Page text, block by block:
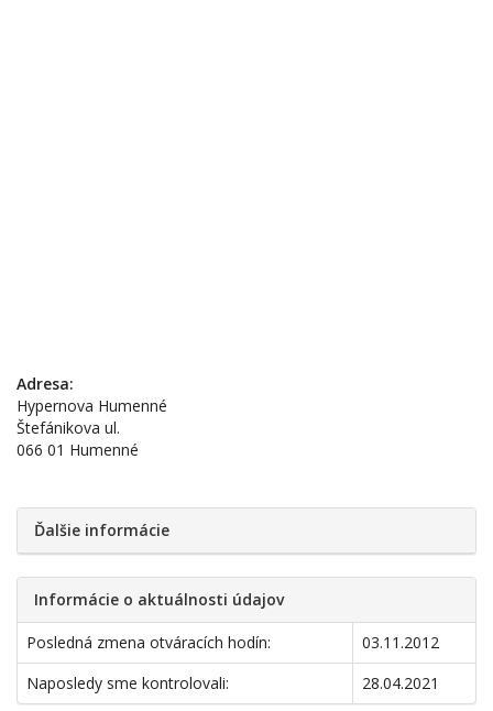
Adresa:
Hypernova Humenné
Štefánikova ul.
066 01 Humenné
Ďalšie informácie
Informácie o aktuálnosti údajov
Posledná zmena otváracích hodín:
03.11.2012
Naposledy sme kontrolovali:
28.04.2021